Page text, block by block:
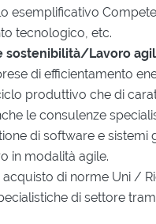
esemplificativo
tecnologico, etc.
sostenibilità/Lavoro
di efficientamento
produttivo che di
le consulenze
di software e
in modalità agile.
di norme Uni /
di settore